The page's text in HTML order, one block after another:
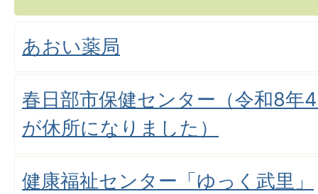
あおい薬局
春日部市保健センター（令和8年
が休所になりました）
健康福祉センター「ゆっく武里」